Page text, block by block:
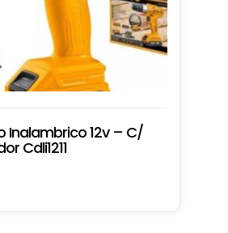
Inalambrico 12v – C/
Cdli1211